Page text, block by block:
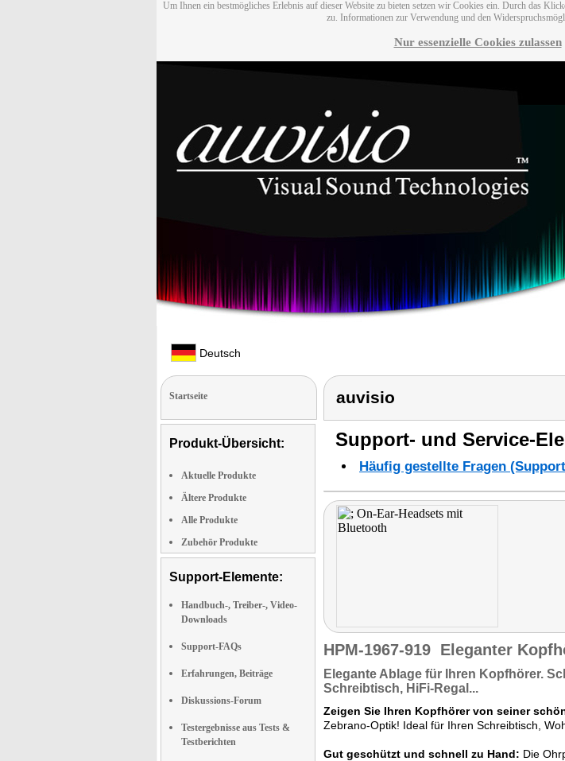
Um Ihnen ein bestmögliches Erlebnis auf dieser Website zu bieten setzen wir Cookies ein. Durch das
zu. Informationen zur Verwendung und den
Nur essenzielle Cookies zulassen
Deutsch
Startseite
Produkt-Übersicht:
Aktuelle Produkte
Ältere Produkte
Alle Produkte
Zubehör Produkte
Support-Elemente:
Handbuch-, Treiber-, Video-
Downloads
Support-FAQs
Erfahrungen, Beiträge
Diskussions-Forum
Testergebnisse aus Tests &
Testberichten
auvisio
Support- und Service-
Häufig gestellte Fragen
HPM-1967-919 Eleganter
Elegante Ablage für Ihren Kopfhörer.
Schreibtisch, HiFi-Regal...
Zeigen Sie Ihren Kopfhörer von seiner
Zebrano-Optik! Ideal für Ihren Schreibtisch,
Gut geschützt und schnell zu Hand: Die